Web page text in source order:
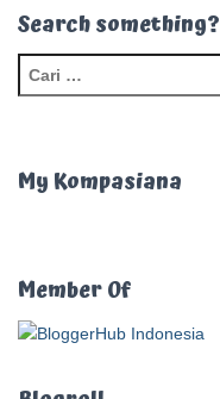
Search something?
a
u
:
My Kompasiana
Member Of